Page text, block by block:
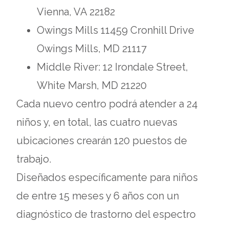
Vienna, VA 22182
Owings Mills 11459 Cronhill Drive
Owings Mills, MD 21117
Middle River: 12 Irondale Street,
White Marsh, MD 21220
Cada nuevo centro podrá atender a 24
niños y, en total, las cuatro nuevas
ubicaciones crearán 120 puestos de
trabajo.
Diseñados específicamente para niños
de entre 15 meses y 6 años con un
diagnóstico de trastorno del espectro